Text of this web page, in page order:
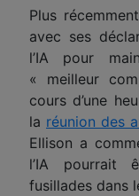
Plus
avec ses
l’IA pour
« meilleur
cours d’une
la réunion des
Ellison a
l’IA pourrait
fusillades dans